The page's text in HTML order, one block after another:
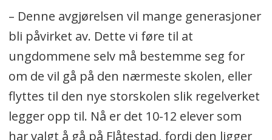
– Denne avgjørelsen vil mange generasjoner
bli påvirket av. Dette vi føre til at
ungdommene selv må bestemme seg for
om de vil gå på den nærmeste skolen, eller
flyttes til den nye storskolen slik regelverket
legger opp til. Nå er det 10-12 elever som
har valgt å gå på Flåtestad, fordi den ligger